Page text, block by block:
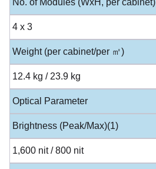
4 x 3
Weight (per cabinet/per ㎡)
12.4 kg / 23.9 kg
Optical Parameter
Brightness (Peak/Max)(1)
1,600 nit / 800 nit